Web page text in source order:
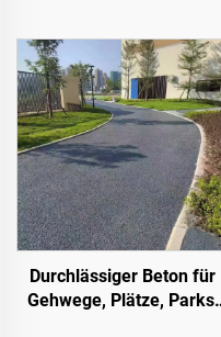
Durchlässiger Beton für
Gehwege, Plätze, Parks,